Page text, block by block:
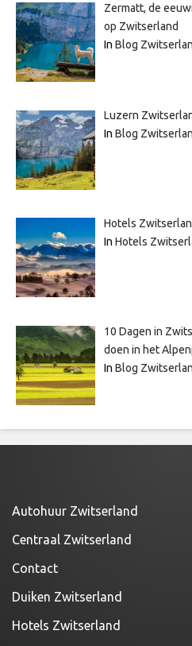
Zermatt, de
op Zwitserland
In Blog
Luzern
In Blog
Hotels
In Hotels
10 Dagen in
doen in het
In Blog
Autohuur Zwitserland
Centraal Zwitserland
Contact
Duiken Zwitserland
Hotels Zwitserland